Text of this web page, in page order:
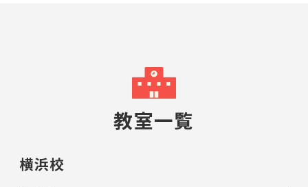
教室一覧
横浜校